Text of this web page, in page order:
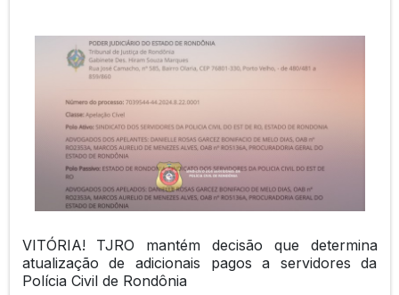
VITÓRIA! TJRO mantém decisão que determina
atualização de adicionais pagos a servidores da
Polícia Civil de Rondônia